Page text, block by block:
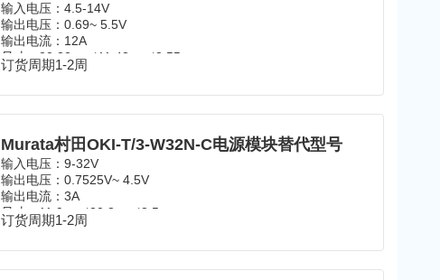
输入电压： 4.5-14V
输出电压： 0.69~ 5.5V
输出电流：12A
尺寸：20.32mm*11.43mm*8.55mm
温度范围：
-40℃~85℃
封装：SMD
订货周期1-2周
Murata村田OKI-T/3-W32N-C电源模块替代型号
输入电压： 9-32V
输出电压： 0.7525V~ 4.5V
输出电流：3A
尺寸：11.9mm*20.8mm*8.5mm
温度范围：
-40℃~85℃
封装：SMD
订货周期1-2周